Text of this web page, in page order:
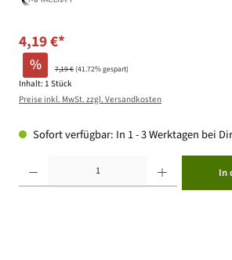
4,19 €*
% 7,19 €(41.72% gespart)
Inhalt: 1 Stück
Preise inkl. MwSt. zzgl. Versandkosten
Sofort verfügbar: In 1 - 3 Werktagen bei Dir
In